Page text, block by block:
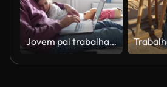
Jovem pai trabalhando em laptop, enquanto deitado na cama com sua filha